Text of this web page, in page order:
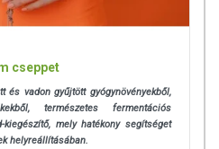
cseppet
és vadon gyűjtött gyógynövényekből,
természetes fermentációs
mely hatékony segítséget
helyreállításában.